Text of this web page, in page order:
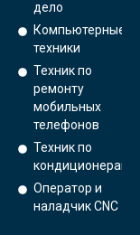
дело
Компьютерные
техники
Техник по
ремонту
мобильных
телефонов
Техник по
кондиционерам
Оператор и
наладчик CNC